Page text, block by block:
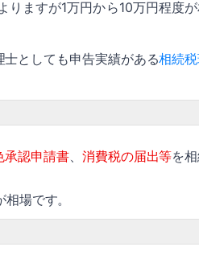
りますが1万円から10万円程度
としても申告実績がある相続
承認申請書 消費税の届出等を
場です。